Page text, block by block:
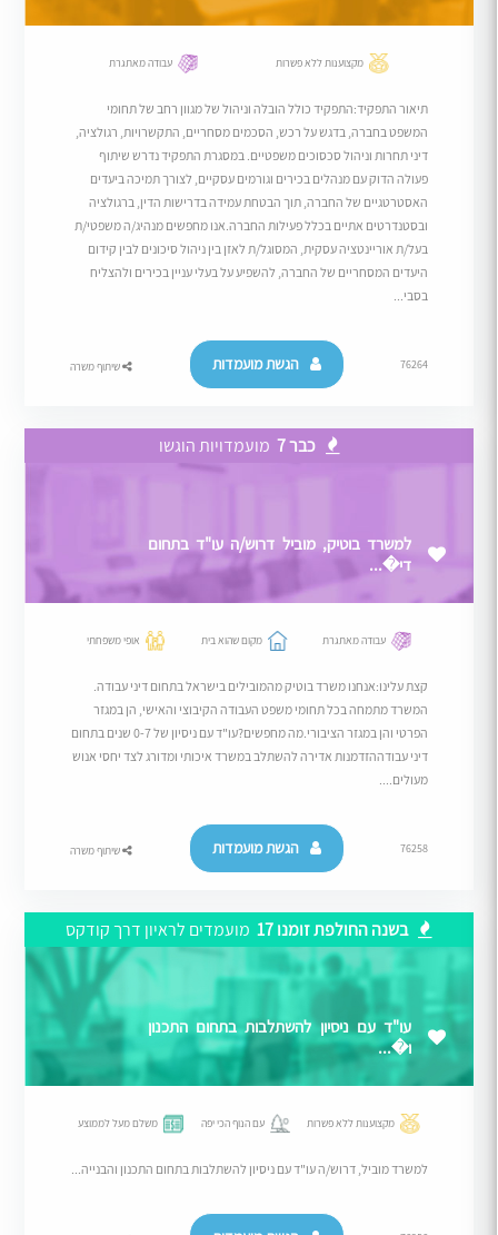
מקצוענות ללא פשרות עבודה מאתגרת
תיאור התפקיד:התפקיד כולל הובלה וניהול של מגוון רחב של תחומי
המשפט בחברה, בדגש על רכש, הסכמים מסחריים, התקשרויות, רגולציה,
דיני תחרות וניהול סכסוכים משפטיים. במסגרת התפקיד נדרש שיתוף
פעולה הדוק עם מנהלים בכירים וגורמים עסקיים, לצורך תמיכה ביעדים
האסטרטגיים של החברה, תוך הבטחת עמידה בדרישות הדין, ברגולציה
ובסטנדרטים אתיים בכלל פעילות החברה.אנו מחפשים מנהיג/ה משפטי/ת
בעל/ת אוריינטציה עסקית, המסוגל/ת לאזן בין ניהול סיכונים לבין קידום
היעדים המסחריים של החברה, להשפיע על בעלי עניין בכירים ולהצליח
בסבי...
76264 הגשת מועמדות שיתוף משרה
כבר 7 מועמדויות הוגשו
למשרד בוטיק, מוביל דרוש/ה עו"ד בתחום
די�...
עבודה מאתגרת מקום שהוא בית אופי משפחתי
קצת עלינו:אנחנו משרד בוטיק מהמובילים בישראל בתחום דיני עבודה.
המשרד מתמחה בכל תחומי משפט העבודה הקיבוצי והאישי, הן במגזר
הפרטי והן במגזר הציבורי.מה מחפשים?עו"ד עם ניסיון של 0-7 שנים בתחום
דיני עבודההזדמנות אדירה להשתלב במשרד איכותי ומדורג לצד יחסי אנוש
מעולים....
76258 הגשת מועמדות שיתוף משרה
בשנה החולפת זומנו 17 מועמדים לראיון דרך קודקס
עו"ד עם ניסיון להשתלבות בתחום התכנון
ו�...
מקצוענות ללא פשרות עם הנוף הכי יפה משלם מעל לממוצע
למשרד מוביל, דרוש/ה עו"ד עם ניסיון להשתלבות בתחום התכנון והבנייה...